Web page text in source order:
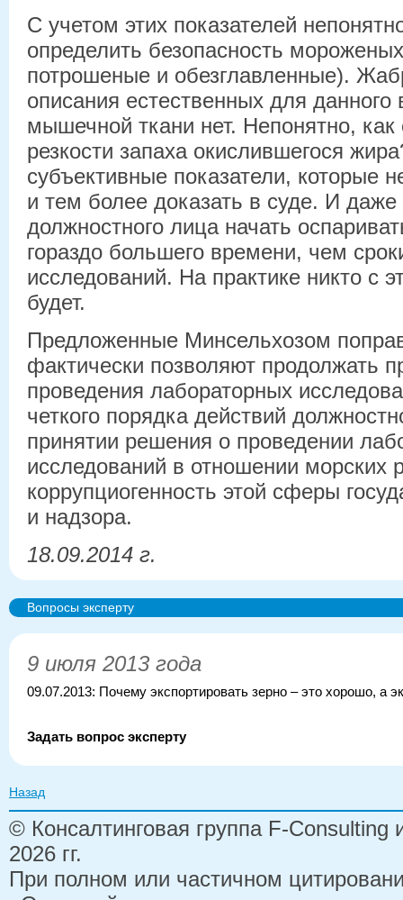
С учетом этих показателей
определить безопасность
потрошеные и обезглавленные).
описания естественных для данного
мышечной ткани нет. Непонятно, как
резкости запаха окислившегося
субъективные показатели, которые
и тем более доказать в суде. И
должностного лица начать
гораздо большего времени, чем
исследований. На практике никто с
будет.
Предложенные Минсельхозом
фактически позволяют продолжать
проведения лабораторных
четкого порядка действий
принятии решения о проведении
исследований в отношении морских
коррупциогенность этой сферы
и надзора.
18.09.2014 г.
Вопросы эксперту
9 июля 2013 года
09.07.2013: Почему экспортировать зерно – это хорошо, а
Задать вопрос эксперту
Назад
© Консалтинговая группа F-
2026 гг.
При полном или частичном